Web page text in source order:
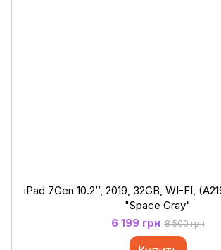
iPad 7Gen 10.2’’, 2019, 32GB, WI-FI,
"Space Gray"
6 199 грн 8 500 грн